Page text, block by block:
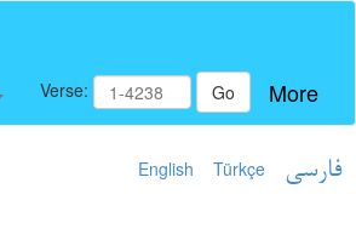
Verse: Go More
English Türkçe فارسی